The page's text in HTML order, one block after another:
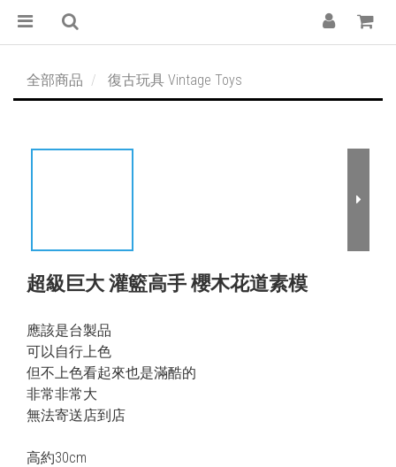
全部商品 復古玩具 Vintage Toys
超級巨大 灌籃高手 櫻木花道素模
應該是台製品
可以自行上色
但不上色看起來也是滿酷的
非常非常大
無法寄送店到店
高約30cm